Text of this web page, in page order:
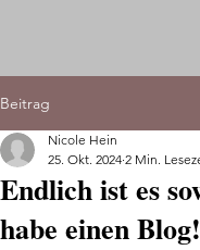
Beitrag
Endlich ist es
habe einen Blog!
Nicole Hein
25. Okt. 2024 2 Min.